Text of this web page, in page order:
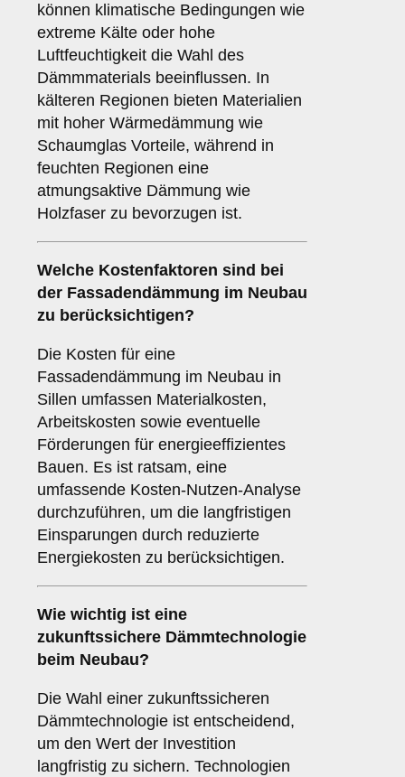
können klimatische Bedingungen wie
extreme Kälte oder hohe
Luftfeuchtigkeit die Wahl des
Dämmmaterials beeinflussen. In
kälteren Regionen bieten Materialien
mit hoher Wärmedämmung wie
Schaumglas Vorteile, während in
feuchten Regionen eine
atmungsaktive Dämmung wie
Holzfaser zu bevorzugen ist.
Welche Kostenfaktoren sind bei
der Fassadendämmung im Neubau
zu berücksichtigen?
Die Kosten für eine
Fassadendämmung im Neubau in
Sillen umfassen Materialkosten,
Arbeitskosten sowie eventuelle
Förderungen für energieeffizientes
Bauen. Es ist ratsam, eine
umfassende Kosten-Nutzen-Analyse
durchzuführen, um die langfristigen
Einsparungen durch reduzierte
Energiekosten zu berücksichtigen.
Wie wichtig ist eine
zukunftssichere Dämmtechnologie
beim Neubau?
Die Wahl einer zukunftssicheren
Dämmtechnologie ist entscheidend,
um den Wert der Investition
langfristig zu sichern. Technologien